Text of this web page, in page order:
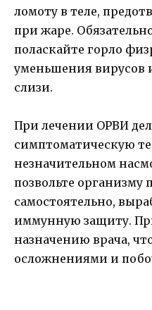
ломоту в теле,
при жаре.
поласкайте горло
уменьшения вирусов
слизи.
При лечении ОРВИ
симптоматическую
незначительном
позвольте
самостоятельно,
иммунную защиту.
назначению врача,
осложнениями и